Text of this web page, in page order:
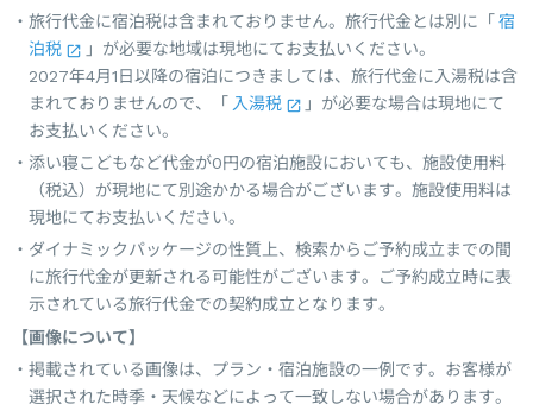
旅行代金に宿泊税は含まれておりません。旅行代金とは別に「 宿
泊税
」が必要な地域は現地にてお支払いください。
2027年4月1日以降の宿泊につきましては、旅行代金に入湯税は含
まれておりませんので、「 入湯税
」が必要な場合は現地にて
お支払いください。
添い寝こどもなど代金が0円の宿泊施設においても、施設使用料
（税込）が現地にて別途かかる場合がございます。施設使用料は
現地にてお支払いください。
ダイナミックパッケージの性質上、検索からご予約成立までの間
に旅行代金が更新される可能性がございます。ご予約成立時に表
示されている旅行代金での契約成立となります。
【画像について】
掲載されている画像は、プラン・宿泊施設の一例です。お客様が
選択された時季・天候などによって一致しない場合があります。